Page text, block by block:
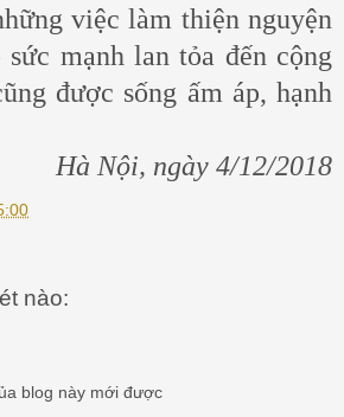
việc làm thiện nguyện
mạnh lan tỏa đến cộng
được sống ấm áp, hạnh
Hà Nội, ngày 4/12/2018
nào:
blog này mới được